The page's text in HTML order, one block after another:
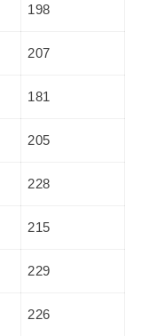
198
207
181
205
228
215
229
226